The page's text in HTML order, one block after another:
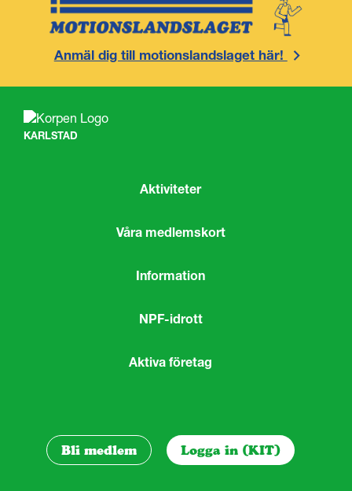
Anmäl dig till motionslandslaget här!
KARLSTAD
Aktiviteter
Våra medlemskort
Information
NPF-idrott
Aktiva företag
Bli medlem Logga in (KIT)